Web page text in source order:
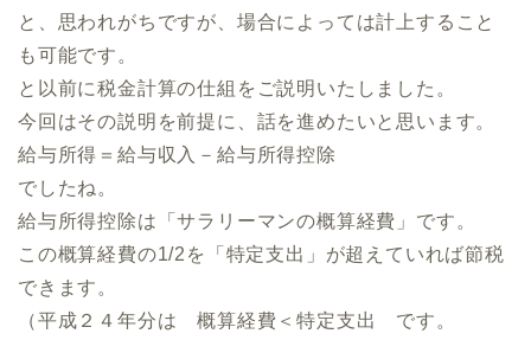
と、思われがちですが、場合によっては計上すること
も可能です。
と以前に税金計算の仕組をご説明いたしました。
今回はその説明を前提に、話を進めたいと思います。
給与所得＝給与収入－給与所得控除
でしたね。
給与所得控除は「サラリーマンの概算経費」です。
この概算経費の1/2を「特定支出」が超えていれば節税
できます。
（平成２４年分は 概算経費＜特定支出 です。